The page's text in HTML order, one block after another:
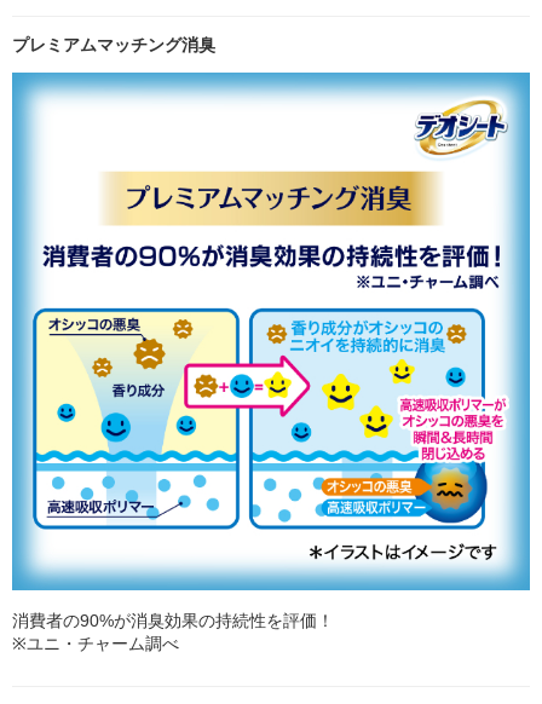
プレミアムマッチング消臭
消費者の90%が消臭効果の持続性を評価！
※ユニ・チャーム調べ